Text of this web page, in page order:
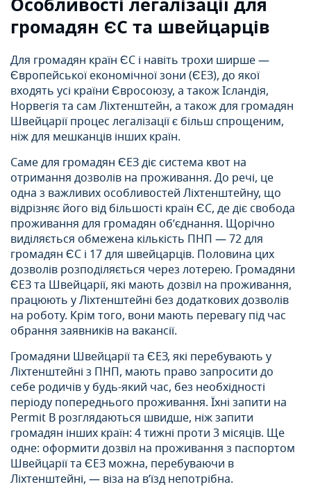
Особливості легалізації для
громадян ЄС та швейцарців
Для громадян країн ЄС і навіть трохи ширше —
Європейської економічної зони (ЄЕЗ), до якої
входять усі країни Євросоюзу, а також Ісландія,
Норвегія та сам Ліхтенштейн, а також для громадян
Швейцарії процес легалізації є більш спрощеним,
ніж для мешканців інших країн.
Саме для громадян ЄЕЗ діє система квот на
отримання дозволів на проживання. До речі, це
одна з важливих особливостей Ліхтенштейну, що
відрізняє його від більшості країн ЄС, де діє свобода
проживання для громадян об’єднання. Щорічно
виділяється обмежена кількість ПНП — 72 для
громадян ЄС і 17 для швейцарців. Половина цих
дозволів розподіляється через лотерею. Громадяни
ЄЕЗ та Швейцарії, які мають дозвіл на проживання,
працюють у Ліхтенштейні без додаткових дозволів
на роботу. Крім того, вони мають перевагу під час
обрання заявників на вакансії.
Громадяни Швейцарії та ЄЕЗ, які перебувають у
Ліхтенштейні з ПНП, мають право запросити до
себе родичів у будь-який час, без необхідності
періоду попереднього проживання. Їхні запити на
Permit B розглядаються швидше, ніж запити
громадян інших країн: 4 тижні проти 3 місяців. Ще
одне: оформити дозвіл на проживання з паспортом
Швейцарії та ЄЕЗ можна, перебуваючи в
Ліхтенштейні, — віза на в’їзд непотрібна.